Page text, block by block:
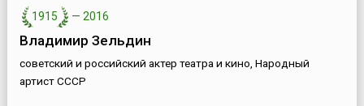
1915 — 2016
Владимир Зельдин
советский и российский актер театра и кино, Народный
артист СССР